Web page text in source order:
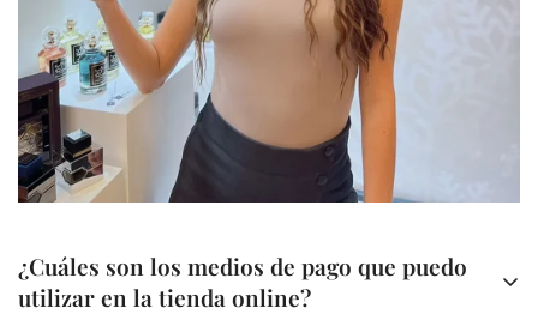
¿Cuáles son los medios de pago que puedo
utilizar en la tienda online?
Are you 18 years old or older?
No, I'm not Yes, I am